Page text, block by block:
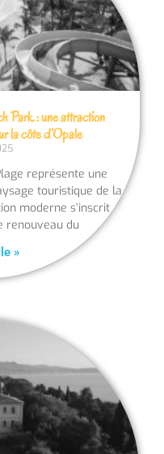
Park : une attraction
la côte d’Opale
représente une
touristique de la
moderne s’inscrit
renouveau du
»